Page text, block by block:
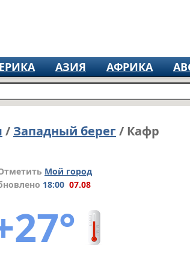
АЗИЯ АФРИКА
/ Западный берег / Кафр
Мой город
18:00 07.08